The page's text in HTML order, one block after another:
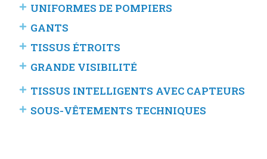
UNIFORMES DE POMPIERS
GANTS
TISSUS ÉTROITS
GRANDE VISIBILITÉ
TISSUS INTELLIGENTS AVEC CAPTEURS
SOUS-VÊTEMENTS TECHNIQUES